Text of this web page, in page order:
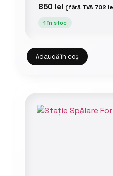
850 lei (fără TVA702
1 în stoc
Adaugă în coș